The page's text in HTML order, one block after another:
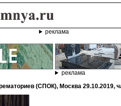
реклама
реклама
(СПОК), Москва 29.10.2019,